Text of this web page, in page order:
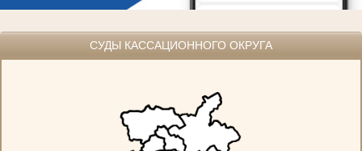
СУДЫ КАССАЦИОННОГО ОКРУГА